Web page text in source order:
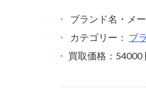
ブランド名・メー
カテゴリー： ブ
買取価格：54000